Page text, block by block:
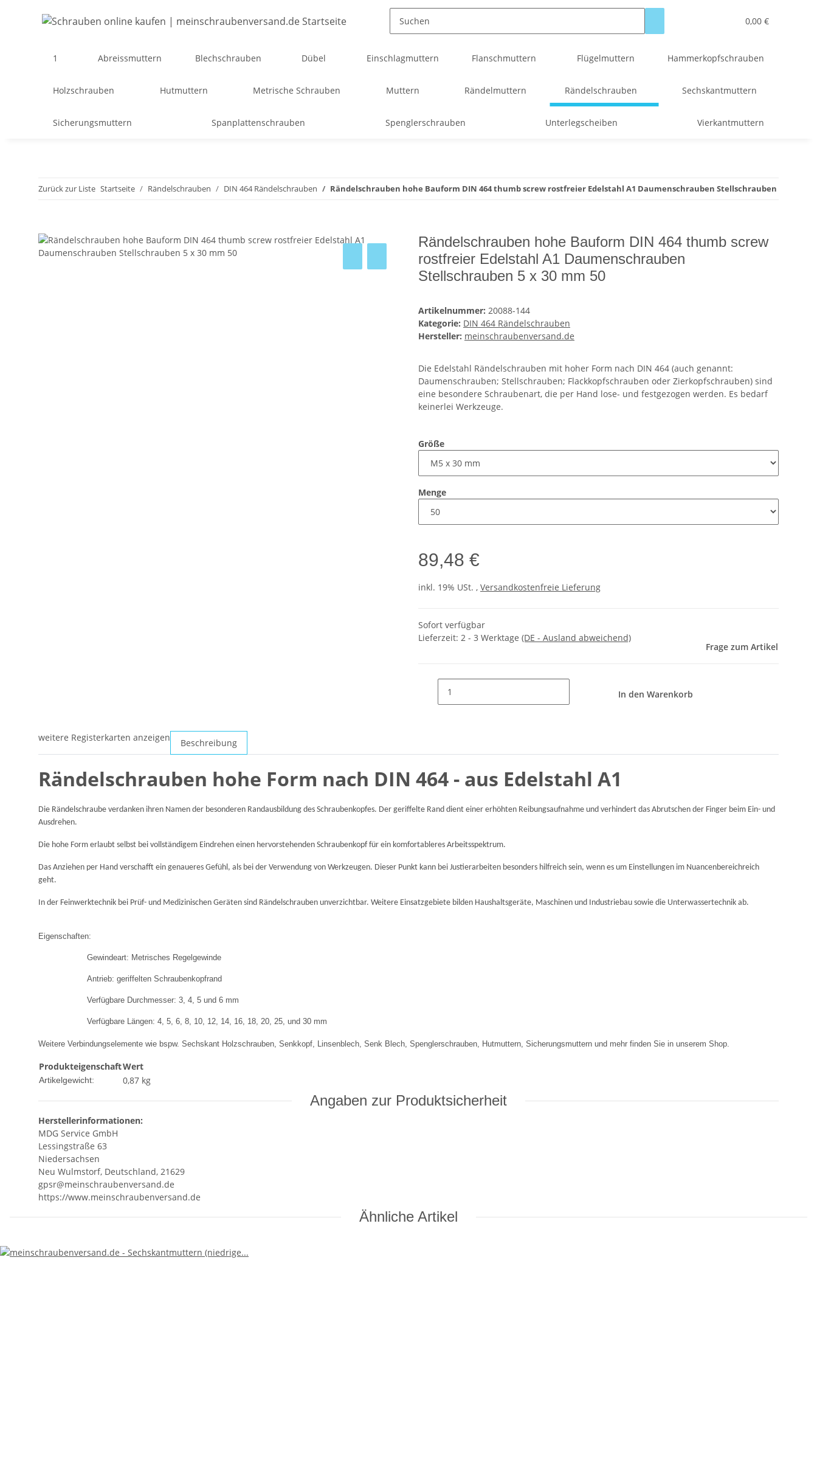
0,00 €
1 Abreissmuttern Blechschrauben Dübel Einschlagmuttern Flanschmuttern Flügelmuttern Hammerkopfschrauben
Holzschrauben Hutmuttern Metrische Schrauben Muttern Rändelmuttern Rändelschrauben Sechskantmuttern
Sicherungsmuttern Spanplattenschrauben Spenglerschrauben Unterlegscheiben Vierkantmuttern
Zurück zur Liste Startseite Rändelschrauben DIN 464 Rändelschrauben Rändelschrauben hohe Bauform DIN 464 thumb screw rostfreier Edelstahl A1 Daumenschrauben Stellschrauben
Rändelschrauben hohe Bauform DIN 464 thumb screw
rostfreier Edelstahl A1 Daumenschrauben
Stellschrauben 5 x 30 mm 50
Artikelnummer: 20088-144
Kategorie: DIN 464 Rändelschrauben
Hersteller: meinschraubenversand.de
Die Edelstahl Rändelschrauben mit hoher Form nach DIN 464 (auch genannt:
Daumenschrauben; Stellschrauben; Flackkopfschrauben oder Zierkopfschrauben) sind
eine besondere Schraubenart, die per Hand lose- und festgezogen werden. Es bedarf
keinerlei Werkzeuge.
Größe
Menge
89,48 €
inkl. 19% USt. , Versandkostenfreie Lieferung
Sofort verfügbar
Lieferzeit: 2 - 3 Werktage (DE - Ausland abweichend)
Frage zum Artikel
In den Warenkorb
weitere Registerkarten anzeigen Beschreibung
Rändelschrauben hohe Form nach DIN 464 - aus Edelstahl A1
Die Rändelschraube verdanken ihren Namen der besonderen Randausbildung des Schraubenkopfes. Der geriffelte Rand dient einer erhöhten Reibungsaufnahme und verhindert das Abrutschen der Finger beim Ein- und
Ausdrehen.
Die hohe Form erlaubt selbst bei vollständigem Eindrehen einen hervorstehenden Schraubenkopf für ein komfortableres Arbeitsspektrum.
Das Anziehen per Hand verschafft ein genaueres Gefühl, als bei der Verwendung von Werkzeugen. Dieser Punkt kann bei Justierarbeiten besonders hilfreich sein, wenn es um Einstellungen im Nuancenbereichreich
geht.
In der Feinwerktechnik bei Prüf- und Medizinischen Geräten sind Rändelschrauben unverzichtbar. Weitere Einsatzgebiete bilden Haushaltsgeräte, Maschinen und Industriebau sowie die Unterwassertechnik ab.
Eigenschaften:
Gewindeart: Metrisches Regelgewinde
Antrieb: geriffelten Schraubenkopfrand
Verfügbare Durchmesser: 3, 4, 5 und 6 mm
Verfügbare Längen: 4, 5, 6, 8, 10, 12, 14, 16, 18, 20, 25, und 30 mm
Weitere Verbindungselemente wie bspw. Sechskant Holzschrauben, Senkkopf, Linsenblech, Senk Blech, Spenglerschrauben, Hutmuttern, Sicherungsmuttern und mehr finden Sie in unserem Shop.
ProdukteigenschaftWert
Artikelgewicht: 0,87 kg
Angaben zur Produktsicherheit
Herstellerinformationen:
MDG Service GmbH
Lessingstraße 63
Niedersachsen
Neu Wulmstorf, Deutschland, 21629
gpsr@meinschraubenversand.de
https://www.meinschraubenversand.de
Ähnliche Artikel